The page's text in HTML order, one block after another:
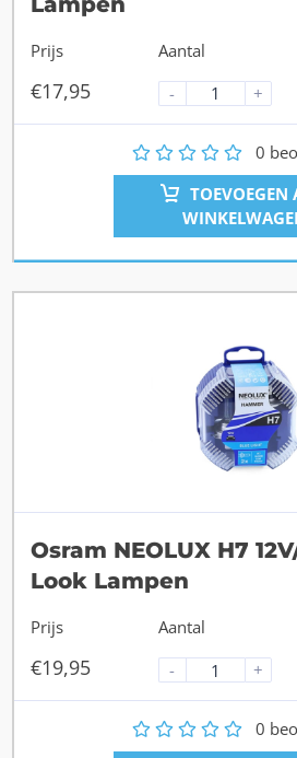
Prijs
€17,95
Aantal
-
+
5
4
3
2 0
TOEVOEGEN
Osram NEOLUX H7
Look Lampen
Prijs
€19,95
Aantal
-
+
5
4
3
2 0